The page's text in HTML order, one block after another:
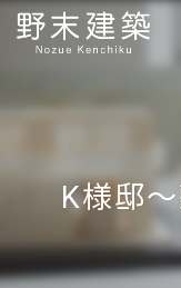
K様邸